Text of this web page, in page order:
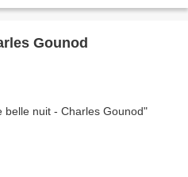
Gounod